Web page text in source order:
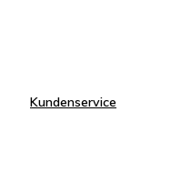
Kundenservice